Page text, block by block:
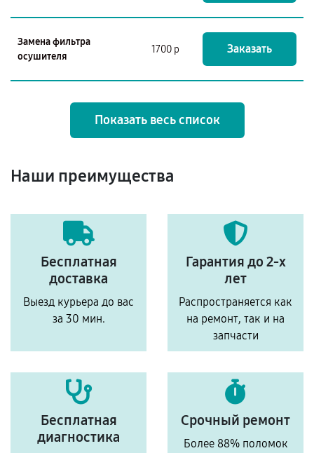
Замена фильтра
осушителя
1700 р Заказать
Показать весь список
Наши преимущества
Бесплатная
доставка
Выезд курьера до вас
за 30 мин.
Гарантия до 2-х
лет
Распространяется как
на ремонт, так и на
запчасти
Бесплатная
диагностика
Срочный ремонт
Более 88% поломок